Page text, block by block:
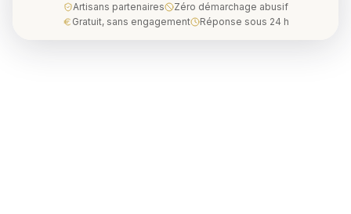
Artisans partenaires
Zéro démarchage abusif
Gratuit, sans engagement
Réponse sous 24 h